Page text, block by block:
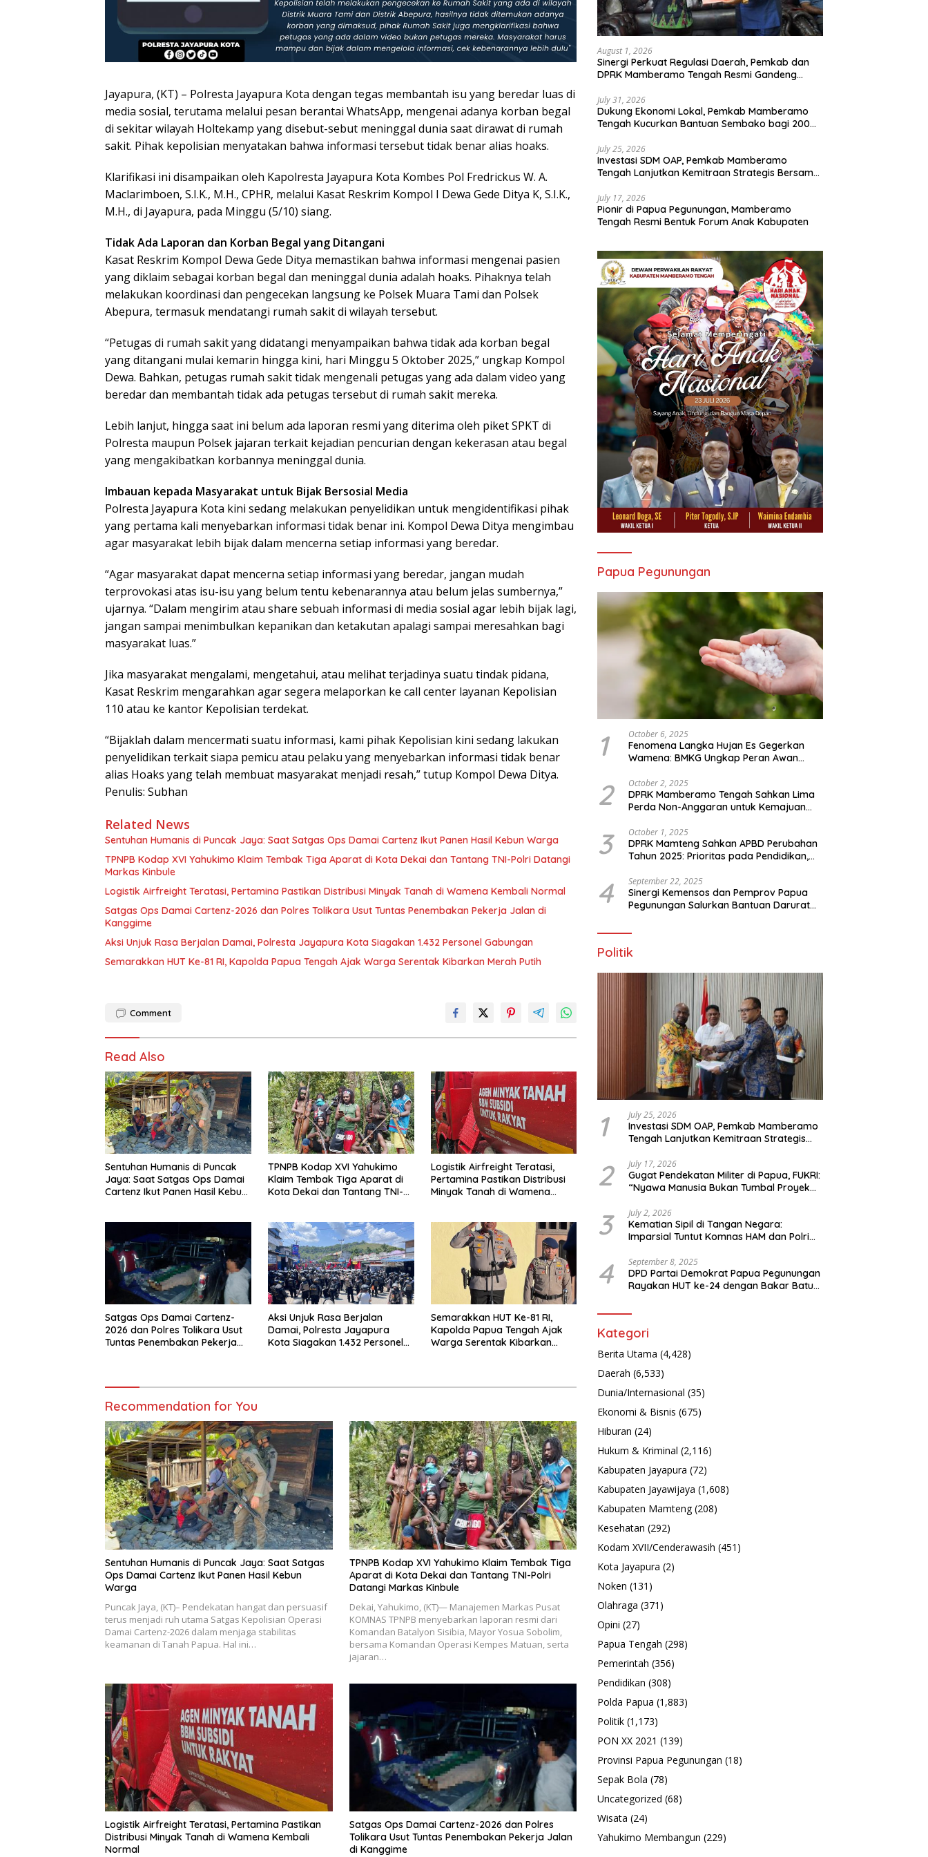
Jayapura, (KT) – Polresta Jayapura Kota dengan tegas membantah isu yang beredar luas di
media sosial, terutama melalui pesan berantai WhatsApp, mengenai adanya korban begal
di sekitar wilayah Holtekamp yang disebut-sebut meninggal dunia saat dirawat di rumah
sakit. Pihak kepolisian menyatakan bahwa informasi tersebut tidak benar alias hoaks.
Klarifikasi ini disampaikan oleh Kapolresta Jayapura Kota Kombes Pol Fredrickus W. A.
Maclarimboen, S.I.K., M.H., CPHR, melalui Kasat Reskrim Kompol I Dewa Gede Ditya K, S.I.K.,
M.H., di Jayapura, pada Minggu (5/10) siang.
Tidak Ada Laporan dan Korban Begal yang Ditangani
Kasat Reskrim Kompol Dewa Gede Ditya memastikan bahwa informasi mengenai pasien
yang diklaim sebagai korban begal dan meninggal dunia adalah hoaks. Pihaknya telah
melakukan koordinasi dan pengecekan langsung ke Polsek Muara Tami dan Polsek
Abepura, termasuk mendatangi rumah sakit di wilayah tersebut.
“Petugas di rumah sakit yang didatangi menyampaikan bahwa tidak ada korban begal
yang ditangani mulai kemarin hingga kini, hari Minggu 5 Oktober 2025,” ungkap Kompol
Dewa. Bahkan, petugas rumah sakit tidak mengenali petugas yang ada dalam video yang
beredar dan membantah tidak ada petugas tersebut di rumah sakit mereka.
Lebih lanjut, hingga saat ini belum ada laporan resmi yang diterima oleh piket SPKT di
Polresta maupun Polsek jajaran terkait kejadian pencurian dengan kekerasan atau begal
yang mengakibatkan korbannya meninggal dunia.
Imbauan kepada Masyarakat untuk Bijak Bersosial Media
Polresta Jayapura Kota kini sedang melakukan penyelidikan untuk mengidentifikasi pihak
yang pertama kali menyebarkan informasi tidak benar ini. Kompol Dewa Ditya mengimbau
agar masyarakat lebih bijak dalam mencerna setiap informasi yang beredar.
“Agar masyarakat dapat mencerna setiap informasi yang beredar, jangan mudah
terprovokasi atas isu-isu yang belum tentu kebenarannya atau belum jelas sumbernya,”
ujarnya. “Dalam mengirim atau share sebuah informasi di media sosial agar lebih bijak lagi,
jangan sampai menimbulkan kepanikan dan ketakutan apalagi sampai meresahkan bagi
masyarakat luas.”
Jika masyarakat mengalami, mengetahui, atau melihat terjadinya suatu tindak pidana,
Kasat Reskrim mengarahkan agar segera melaporkan ke call center layanan Kepolisian
110 atau ke kantor Kepolisian terdekat.
“Bijaklah dalam mencermati suatu informasi, kami pihak Kepolisian kini sedang lakukan
penyelidikan terkait siapa pemicu atau pelaku yang menyebarkan informasi tidak benar
alias Hoaks yang telah membuat masyarakat menjadi resah,” tutup Kompol Dewa Ditya.
Penulis: Subhan
Related News
Sentuhan Humanis di Puncak Jaya: Saat Satgas Ops Damai Cartenz Ikut Panen Hasil Kebun Warga
TPNPB Kodap XVI Yahukimo Klaim Tembak Tiga Aparat di Kota Dekai dan Tantang TNI-Polri Datangi
Markas Kinbule
Logistik Airfreight Teratasi, Pertamina Pastikan Distribusi Minyak Tanah di Wamena Kembali Normal
Satgas Ops Damai Cartenz-2026 dan Polres Tolikara Usut Tuntas Penembakan Pekerja Jalan di
Kanggime
Aksi Unjuk Rasa Berjalan Damai, Polresta Jayapura Kota Siagakan 1.432 Personel Gabungan
Semarakkan HUT Ke-81 RI, Kapolda Papua Tengah Ajak Warga Serentak Kibarkan Merah Putih
Comment
Read Also
Sentuhan Humanis di Puncak
Jaya: Saat Satgas Ops Damai
Cartenz Ikut Panen Hasil Kebun
TPNPB Kodap XVI Yahukimo
Klaim Tembak Tiga Aparat di
Kota Dekai dan Tantang TNI-
Logistik Airfreight Teratasi,
Pertamina Pastikan Distribusi
Minyak Tanah di Wamena
Satgas Ops Damai Cartenz-
2026 dan Polres Tolikara Usut
Tuntas Penembakan Pekerja
Aksi Unjuk Rasa Berjalan
Damai, Polresta Jayapura
Kota Siagakan 1.432 Personel
Semarakkan HUT Ke-81 RI,
Kapolda Papua Tengah Ajak
Warga Serentak Kibarkan
Recommendation for You
Sentuhan Humanis di Puncak Jaya: Saat Satgas
Ops Damai Cartenz Ikut Panen Hasil Kebun
Warga
Puncak Jaya, (KT)– Pendekatan hangat dan persuasif
terus menjadi ruh utama Satgas Kepolisian Operasi
Damai Cartenz-2026 dalam menjaga stabilitas
keamanan di Tanah Papua. Hal ini…
TPNPB Kodap XVI Yahukimo Klaim Tembak Tiga
Aparat di Kota Dekai dan Tantang TNI-Polri
Datangi Markas Kinbule
Dekai, Yahukimo, (KT)— Manajemen Markas Pusat
KOMNAS TPNPB menyebarkan laporan resmi dari
Komandan Batalyon Sisibia, Mayor Yosua Sobolim,
bersama Komandan Operasi Kempes Matuan, serta
jajaran…
Logistik Airfreight Teratasi, Pertamina Pastikan
Distribusi Minyak Tanah di Wamena Kembali
Normal
Satgas Ops Damai Cartenz-2026 dan Polres
Tolikara Usut Tuntas Penembakan Pekerja Jalan
di Kanggime
August 1, 2026
Sinergi Perkuat Regulasi Daerah, Pemkab dan
DPRK Mamberamo Tengah Resmi Gandeng
July 31, 2026
Dukung Ekonomi Lokal, Pemkab Mamberamo
Tengah Kucurkan Bantuan Sembako bagi 200
July 25, 2026
Investasi SDM OAP, Pemkab Mamberamo
Tengah Lanjutkan Kemitraan Strategis Bersama
July 17, 2026
Pionir di Papua Pegunungan, Mamberamo
Tengah Resmi Bentuk Forum Anak Kabupaten
Papua Pegunungan
1 October 6, 2025
Fenomena Langka Hujan Es Gegerkan
Wamena: BMKG Ungkap Peran Awan
Ekstrem Peralihan Musim
2 October 2, 2025
DPRK Mamberamo Tengah Sahkan Lima
Perda Non-Anggaran untuk Kemajuan
3 October 1, 2025
DPRK Mamteng Sahkan APBD Perubahan
Tahun 2025: Prioritas pada Pendidikan,
4 September 22, 2025
Sinergi Kemensos dan Pemprov Papua
Pegunungan Salurkan Bantuan Darurat
Politik
1 July 25, 2026
Investasi SDM OAP, Pemkab Mamberamo
Tengah Lanjutkan Kemitraan Strategis
2 July 17, 2026
Gugat Pendekatan Militer di Papua, FUKRI:
“Nyawa Manusia Bukan Tumbal Proyek
3 July 2, 2026
Kematian Sipil di Tangan Negara:
Imparsial Tuntut Komnas HAM dan Polri
4 September 8, 2025
DPD Partai Demokrat Papua Pegunungan
Rayakan HUT ke-24 dengan Bakar Batu
Kategori
Berita Utama (4,428)
Daerah (6,533)
Dunia/Internasional (35)
Ekonomi & Bisnis (675)
Hiburan (24)
Hukum & Kriminal (2,116)
Kabupaten Jayapura (72)
Kabupaten Jayawijaya (1,608)
Kabupaten Mamteng(208)
Kesehatan (292)
Kodam XVII/Cenderawasih (451)
Kota Jayapura (2)
Noken (131)
Olahraga (371)
Opini (27)
Papua Tengah (298)
Pemerintah (356)
Pendidikan (308)
Polda Papua (1,883)
Politik (1,173)
PON XX 2021 (139)
Provinsi Papua Pegunungan (18)
Sepak Bola (78)
Uncategorized (68)
Wisata (24)
Yahukimo Membangun (229)